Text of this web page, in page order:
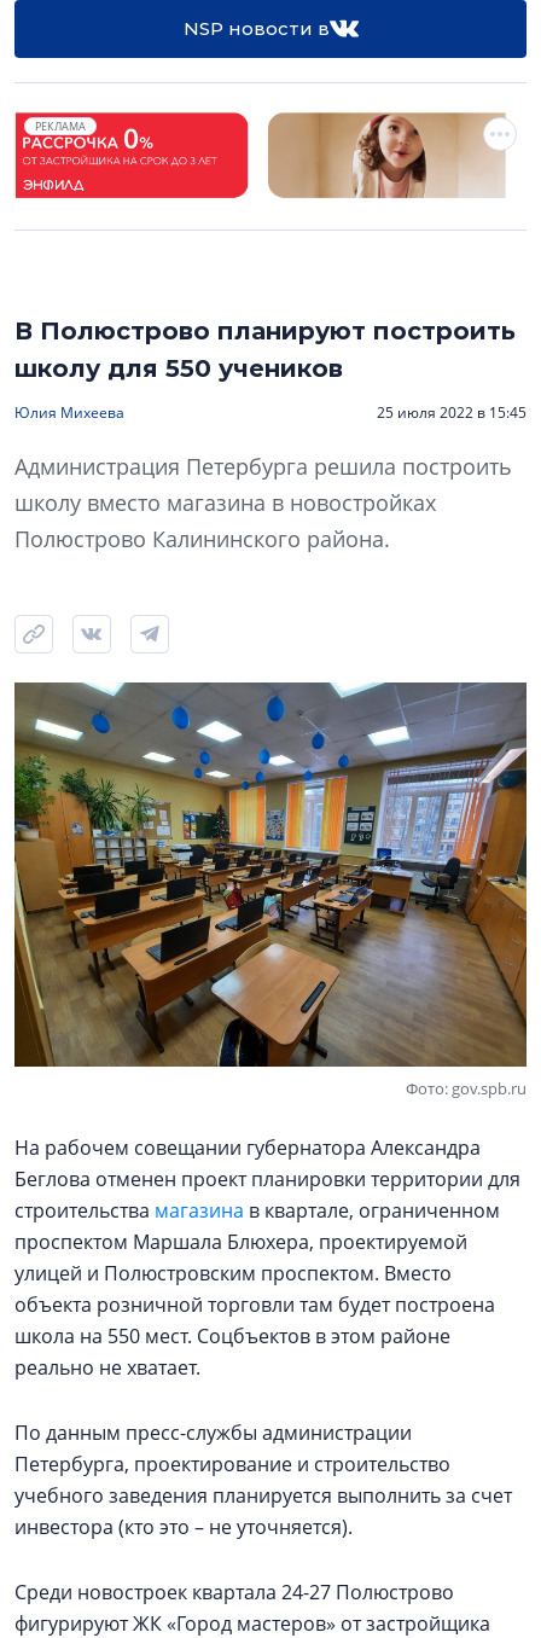
NSP новости в
РЕКЛАМА
В Полюстрово планируют построить
школу для 550 учеников
Юлия Михеева 25 июля 2022 в 15:45
Администрация Петербурга решила построить
школу вместо магазина в новостройках
Полюстрово Калининского района.
Фото: gov.spb.ru
На рабочем совещании губернатора Александра
Беглова отменен проект планировки территории для
строительства магазина в квартале, ограниченном
проспектом Маршала Блюхера, проектируемой
улицей и Полюстровским проспектом. Вместо
объекта розничной торговли там будет построена
школа на 550 мест. Соцбъектов в этом районе
реально не хватает.
По данным пресс-службы администрации
Петербурга, проектирование и строительство
учебного заведения планируется выполнить за счет
инвестора (кто это – не уточняется).
Среди новостроек квартала 24-27 Полюстрово
фигурируют ЖК «Город мастеров» от застройщика